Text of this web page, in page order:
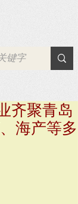
齐聚青岛
海产等多